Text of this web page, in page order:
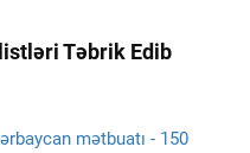
Təbrik Edib